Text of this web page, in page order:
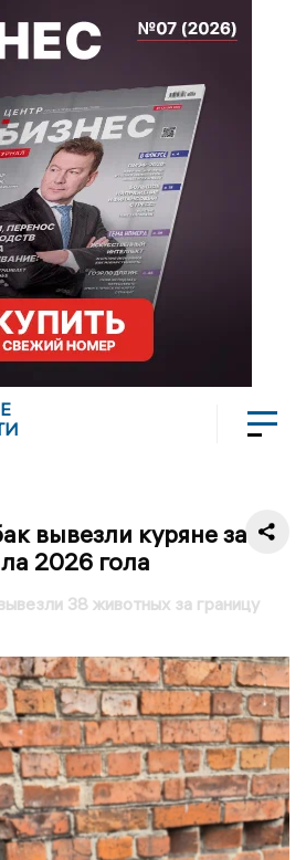
вывезли куряне за
2026 гола
38 животных за границу